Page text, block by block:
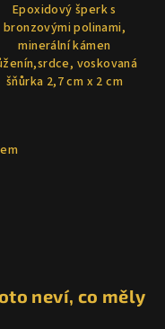
Epoxidový šperk s
bronzovými polinami,
minerální kámen
voskovaná
šňůrka 2,7 cm x 2 cm
neví, co měly